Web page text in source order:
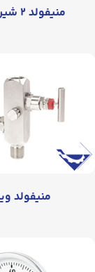
منیفولد ۲ شیر ویکا
منیفولد